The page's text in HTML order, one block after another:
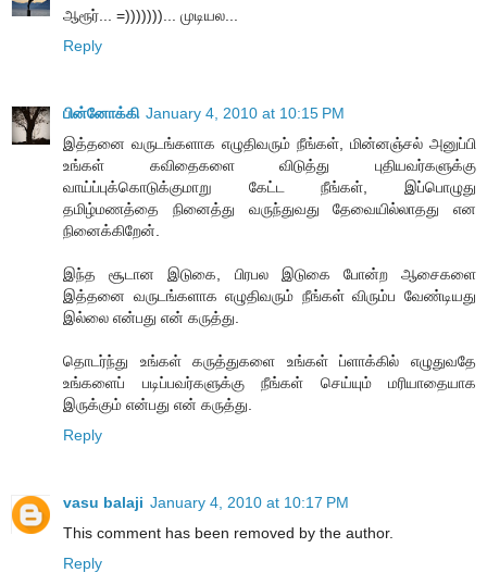
ஆரூர்... =)))))))... முடியல...
Reply
பின்னோக்கி January 4, 2010 at 10:15 PM
இத்தனை வருடங்களாக எழுதிவரும் நீங்கள், மின்னஞ்சல் அனுப்பி
உங்கள் கவிதைகளை விடுத்து புதியவர்களுக்கு
வாய்ப்புக்கொடுக்குமாறு கேட்ட நீங்கள், இப்பொழுது
தமிழ்மணத்தை நினைத்து வருந்துவது தேவையில்லாதது என
நினைக்கிறேன்.
இந்த சூடான இடுகை, பிரபல இடுகை போன்ற ஆசைகளை
இத்தனை வருடங்களாக எழுதிவரும் நீங்கள் விரும்ப வேண்டியது
இல்லை என்பது என் கருத்து.
தொடர்ந்து உங்கள் கருத்துகளை உங்கள் ப்ளாக்கில் எழுதுவதே
உங்களைப் படிப்பவர்களுக்கு நீங்கள் செய்யும் மரியாதையாக
இருக்கும் என்பது என் கருத்து.
Reply
vasu balaji January 4, 2010 at 10:17 PM
This comment has been removed by the author.
Reply